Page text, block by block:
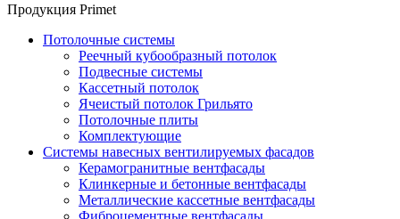
Продукция Primet
Потолочные системы
Реечный кубообразный потолок
Подвесные системы
Кассетный потолок
Ячеистый потолок Грильято
Потолочные плиты
Комплектующие
Системы навесных вентилируемых фасадов
Керамогранитные вентфасады
Клинкерные и бетонные вентфасады
Металлические кассетные вентфасады
Фиброцементные вентфасады